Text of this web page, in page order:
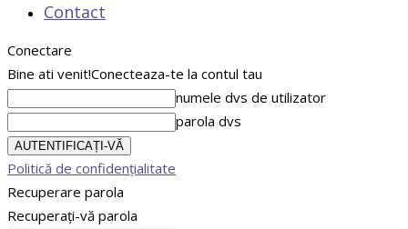
Contact
Conectare
Bine ati venit!Conecteaza-te la contul tau
numele dvs de utilizator
parola dvs
Politică de confidențialitate
Recuperare parola
Recuperați-vă parola